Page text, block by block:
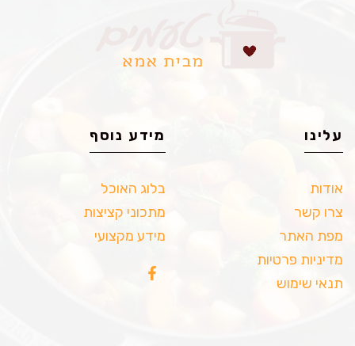
עלינו
אודות
צרו קשר
מפת האתר
מדיניות פרטיות
תנאי שימוש
מידע נוסף
בלוג האוכל
מתכוני קציצות
מידע מקצועי